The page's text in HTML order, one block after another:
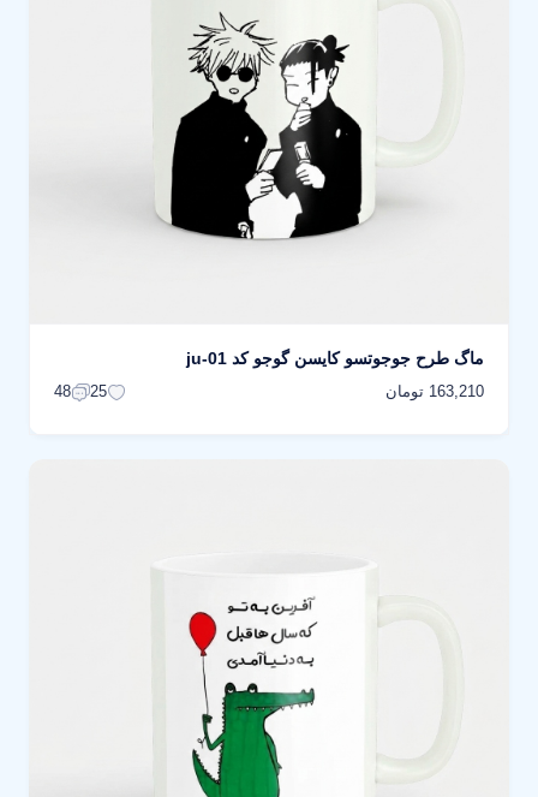
ماگ طرح جوجوتسو كايسن گوجو کد ju-01
163,210 تومان 25
48